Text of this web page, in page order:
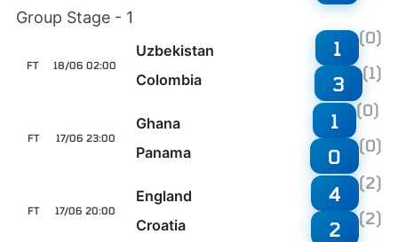
Group Stage - 1
18/06 02:00
FT
Uzbekistan
Colombia
1 (0)
3 (1)
17/06 23:00
FT
Ghana
Panama
1 (0)
0 (0)
17/06 20:00
FT
England
Croatia
4 (2)
2 (2)